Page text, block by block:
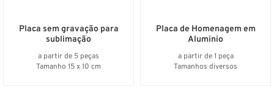
a partir de 5 peças
Tamanho 15 x 10 cm
Placa sem gravação para
sublimação
a partir de 1 peça
Tamanhos diversos
Placa de Homenagem em
Aluminio